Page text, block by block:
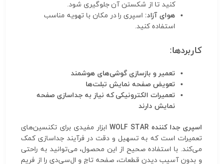
کنید تا از شکستن آن جلوگیری شود.
هوای آزاد: اسپری را در مکان با تهویه مناسب
استفاده کنید.
کاربردها:
تعمیر و بازسازی گوشی‌های هوشمند
تعویض صفحه نمایش تبلت‌ها
تعمیرات الکترونیکی که نیاز به جداسازی صفحه
نمایش دارند
اسپری جدا کننده WOLF STAR
ابزار مفیدی برای تکنسین‌های
تعمیرات است که به تسهیل و دقت در فرآیند جداسازی کمک
می‌کند. با استفاده صحیح از این محصول، می‌توانید به راحتی
و بدون آسیب دیدن قطعات، صفحه تاچ و ال‌سی‌دی را از فریم